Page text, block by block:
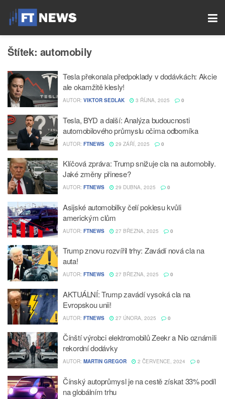
Štítek: automobily
Tesla překonala předpoklady v dodávkách: Akcie
ale okamžitě klesly!
AUTOR: VIKTOR SEDLAK 3 ŘÍJNA, 2025 0
Tesla, BYD a další: Analýza budoucnosti
automobilového průmyslu očima odborníka
AUTOR: FTNEWS 29 ZÁŘÍ, 2025 0
Klíčová zpráva: Trump snižuje cla na automobily.
Jaké změny přinese?
AUTOR: FTNEWS 29 DUBNA, 2025 0
Asijské automobilky čelí poklesu kvůli
americkým clům
AUTOR: FTNEWS 27 BŘEZNA, 2025 0
Trump znovu rozvířil trhy: Zavádí nová cla na
auta!
AUTOR: FTNEWS 27 BŘEZNA, 2025 0
AKTUÁLNÍ: Trump zavádí vysoká cla na
Evropskou unii!
AUTOR: FTNEWS 27 ÚNORA, 2025 0
Čínští výrobci elektromobilů Zeekr a Nio oznámili
rekordní dodávky
AUTOR: MARTIN GREGOR 2 ČERVENCE, 2024 0
Čínský autoprůmysl je na cestě získat 33% podíl
na globálním trhu